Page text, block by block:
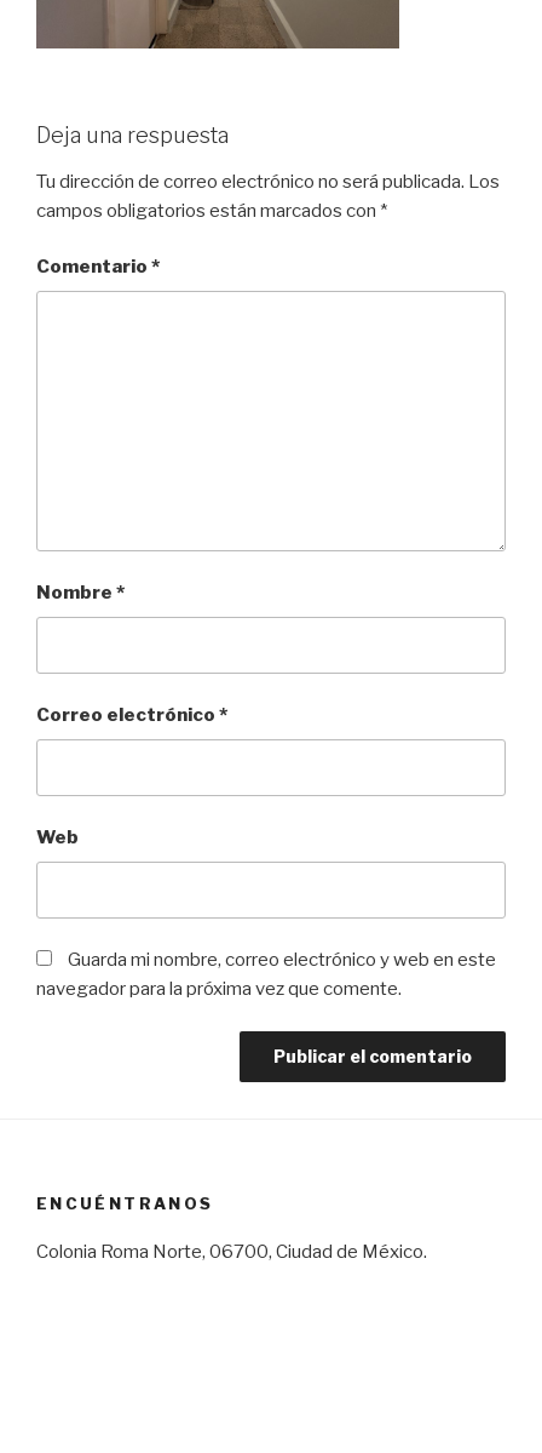
Deja una respuesta
Tu dirección de correo electrónico no será publicada. Los
campos obligatorios están marcados con *
Comentario *
Nombre *
Correo electrónico *
Web
Guarda mi nombre, correo electrónico y web en este
navegador para la próxima vez que comente.
ENCUÉNTRANOS
Colonia Roma Norte, 06700, Ciudad de México.